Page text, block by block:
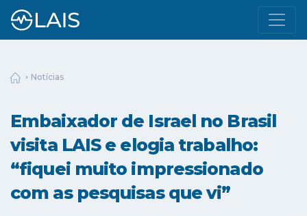
Notícias
Embaixador de Israel no Brasil
visita LAIS e elogia trabalho:
“fiquei muito impressionado
com as pesquisas que vi”